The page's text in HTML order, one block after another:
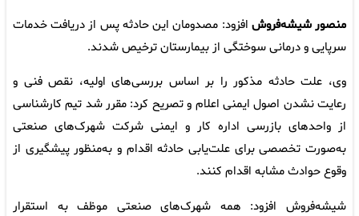
منصور شیشه‌فروش افزود: مصدومان این حادثه پس از دریافت خدمات
سرپایی و درمانی سوختگی از بیمارستان ترخیص شدند.
وی، علت حادثه مذکور را بر اساس بررسی‌های اولیه، نقص فنی و
رعایت نشدن اصول ایمنی اعلام و تصریح کرد: مقرر شد تیم کارشناسی
از واحدهای بازرسی اداره کار و ایمنی شرکت شهرک‌های صنعتی
به‌صورت تخصصی برای علت‌یابی حادثه اقدام و به‌منظور پیشگیری از
وقوع حوادث مشابه اقدام کنند.
شیشه‌فروش افزود: همه شهرک‌های صنعتی موظف به استقرار